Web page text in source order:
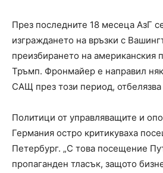
През последните 18 месеца AзГ
изграждането на връзки с
преизбирането на американския
Тръмп. Фронмайер е направил
САЩ през този период,
Политици от управляващите и
Германия остро критикуваха
Петербург. „С това посещение
пропаганден тласък, защото